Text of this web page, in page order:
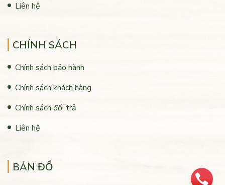
Liên hệ
CHÍNH SÁCH
Chính sách bảo hành
Chính sách khách hàng
Chính sách đổi trả
Liên hệ
BẢN ĐỒ